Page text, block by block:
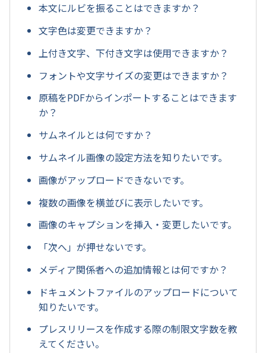
本文にルビを振ることはできますか？
文字色は変更できますか？
上付き文字、下付き文字は使用できますか？
フォントや文字サイズの変更はできますか？
原稿をPDFからインポートすることはできます
か？
サムネイルとは何ですか？
サムネイル画像の設定方法を知りたいです。
画像がアップロードできないです。
複数の画像を横並びに表示したいです。
画像のキャプションを挿入・変更したいです。
「次へ」が押せないです。
メディア関係者への追加情報とは何ですか？
ドキュメントファイルのアップロードについて
知りたいです。
プレスリリースを作成する際の制限文字数を教
えてください。